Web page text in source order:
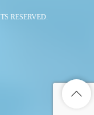
RESERVED.